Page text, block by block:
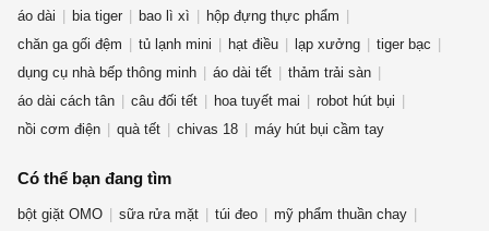
áo dài
bia tiger bao lì xì
hộp đựng thực phẩm
chăn ga gối đệm
tủ lạnh mini hạt điều lạp xưởng
tiger bạc
dụng cụ nhà bếp thông minh
áo dài tết
thảm trải sàn
áo dài cách tân
câu đối tết hoa tuyết mai
robot hút bụi
nồi cơm điện
quà tết chivas 18 máy hút bụi cầm tay
Có thể bạn đang tìm
bột giặt OMO sữa rửa mặt túi đeo
mỹ phẩm thuần chay